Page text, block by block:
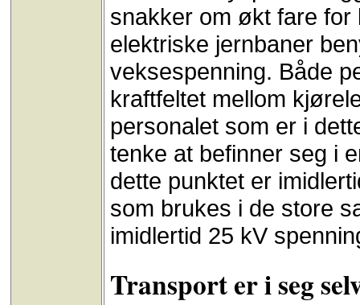
snakker om økt fare
elektriske jernbaner
veksespenning. Både
kraftfeltet mellom
personalet som er i
tenke at befinner seg i
dette punktet er
som brukes i de store
imidlertid 25 kV
Transport er i seg